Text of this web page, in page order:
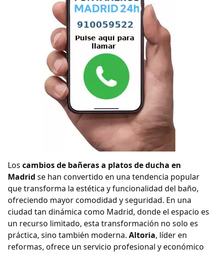
Los cambios de bañeras a platos de ducha en
Madrid se han convertido en una tendencia popular
que transforma la estética y funcionalidad del baño,
ofreciendo mayor comodidad y seguridad. En una
ciudad tan dinámica como Madrid, donde el espacio es
un recurso limitado, esta transformación no solo es
práctica, sino también moderna. Altoria, líder en
reformas, ofrece un servicio profesional y económico